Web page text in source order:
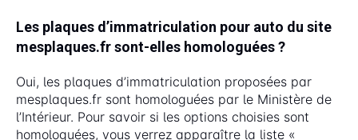
Les plaques d’immatriculation pour auto du site
mesplaques.fr sont-elles homologuées ?
Oui, les plaques d’immatriculation proposées par
mesplaques.fr sont homologuées par le Ministère de
l’Intérieur. Pour savoir si les options choisies sont
homologuées, vous verrez apparaître la liste «